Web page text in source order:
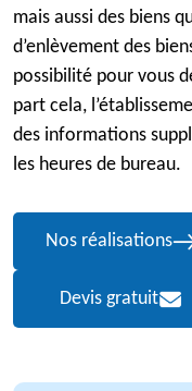
mais aussi des biens
d’enlèvement des
possibilité pour vous
part cela,
des informations
les heures de bureau.
Nos réalisations
Devis gratuit